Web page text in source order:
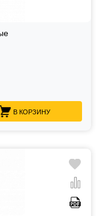
В КОРЗИНУ